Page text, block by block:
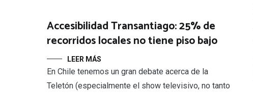
Accesibilidad Transantiago: 25% de
recorridos locales no tiene piso bajo
LEER MÁS
En Chile tenemos un gran debate acerca de la
Teletón (especialmente el show televisivo, no tanto